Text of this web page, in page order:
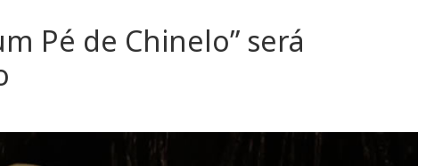
Pé de Chinelo” será